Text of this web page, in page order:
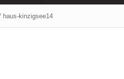
haus-kinzigsee14